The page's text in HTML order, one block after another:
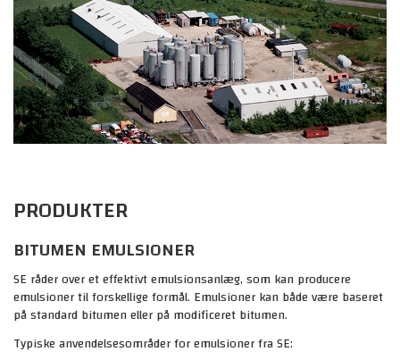
PRODUKTER
BITUMEN EMULSIONER
SE råder over et effektivt emulsionsanlæg, som kan producere
emulsioner til forskellige formål. Emulsioner kan både være baseret
på standard bitumen eller på modificeret bitumen.
Typiske anvendelsesområder for emulsioner fra SE: